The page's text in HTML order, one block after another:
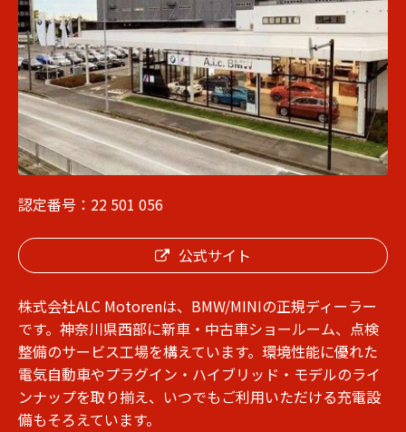
認定番号：22 501 056
公式サイト
株式会社ALC Motorenは、BMW/MINIの正規ディーラー
です。神奈川県西部に新車・中古車ショールーム、点検
整備のサービス工場を構えています。環境性能に優れた
電気自動車やプラグイン・ハイブリッド・モデルのライ
ンナップを取り揃え、いつでもご利用いただける充電設
備もそろえています。